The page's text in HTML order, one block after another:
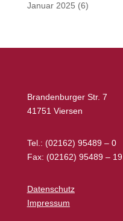
Januar 2025 (6)
Brandenburger Str. 7
41751 Viersen
Tel.: (02162) 95489 – 0
Fax: (02162) 95489 – 19
Datenschutz
Impressum